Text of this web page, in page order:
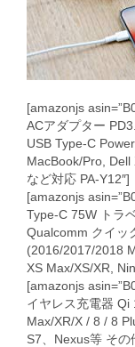
[amazonjs
ACアダプター
USB Type-C
MacBook/Pro,
など対応 PA-Y12″]
[amazonjs
Type-C 75W トラ
Qualcomm クイッ
(2016/2017/2018
XS Max/XS/XR,
[amazonjs
イヤレス充電器 Qi
Max/XR/X / 8 / 8
S7、Nexus等 その